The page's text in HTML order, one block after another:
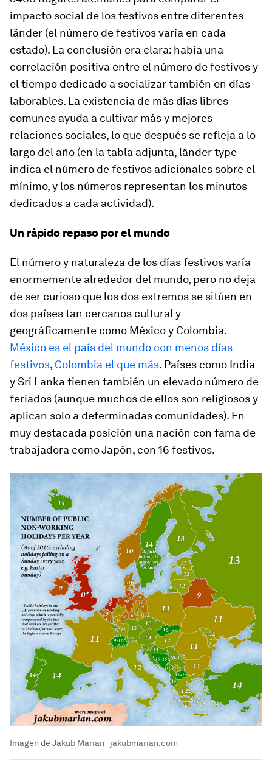
impacto social de los festivos entre diferentes
länder (el número de festivos varía en cada
estado). La conclusión era clara: había una
correlación positiva entre el número de festivos y
el tiempo dedicado a socializar también en días
laborables. La existencia de más días libres
comunes ayuda a cultivar más y mejores
relaciones sociales, lo que después se refleja a lo
largo del año (en la tabla adjunta, länder type
indica el número de festivos adicionales sobre el
mínimo, y los números representan los minutos
dedicados a cada actividad).
Un rápido repaso por el mundo
El número y naturaleza de los días festivos varía
enormemente alrededor del mundo, pero no deja
de ser curioso que los dos extremos se sitúen en
dos países tan cercanos cultural y
geográficamente como México y Colombia.
México es el país del mundo con menos días
festivos, Colombia el que más. Países como India
y Sri Lanka tienen también un elevado número de
feriados (aunque muchos de ellos son religiosos y
aplican solo a determinadas comunidades). En
muy destacada posición una nación con fama de
trabajadora como Japón, con 16 festivos.
Imagen de Jakub Marian - jakubmarian.com